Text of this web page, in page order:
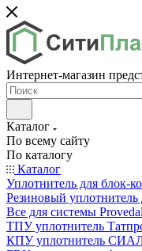
Интернет-магазин
Каталог
По всему сайту
По каталогу
Каталог
Уплотнитель для блок-
Резиновый
Все для системы
ТПУ уплотнитель
КПУ уплотнитель